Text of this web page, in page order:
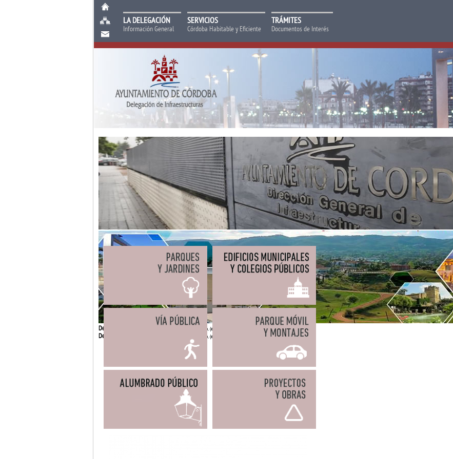
LA DELEGACIÓN
Información General
SERVICIOS
Córdoba Habitable y Eficiente
TRÁMITES
Documentos de Interés
Delegación de Infraestructuras - Avda. Mediterráneo, (esquina con Isla Gomera)
Delegación de Infraestructuras - Avda. Mediterráneo, (esquina con Isla Gomera)